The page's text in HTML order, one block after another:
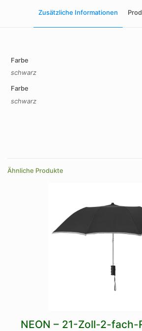
Zusätzliche Informationen
Farbe
schwarz
Farbe
schwarz
Ähnliche Produkte
NEON – 21-Zoll-2-fach-